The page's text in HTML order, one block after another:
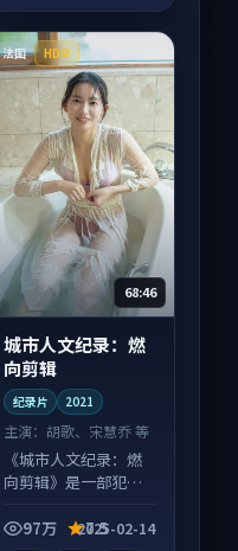
法国 HDR
68:46
城市人文纪录：燃
向剪辑
纪录片 2021
主演： 胡歌、宋慧乔 等
《城市人文纪录：燃
向剪辑》是一部犯罪
讨论度高，适合配弹
97万 7.5
2025-02-14